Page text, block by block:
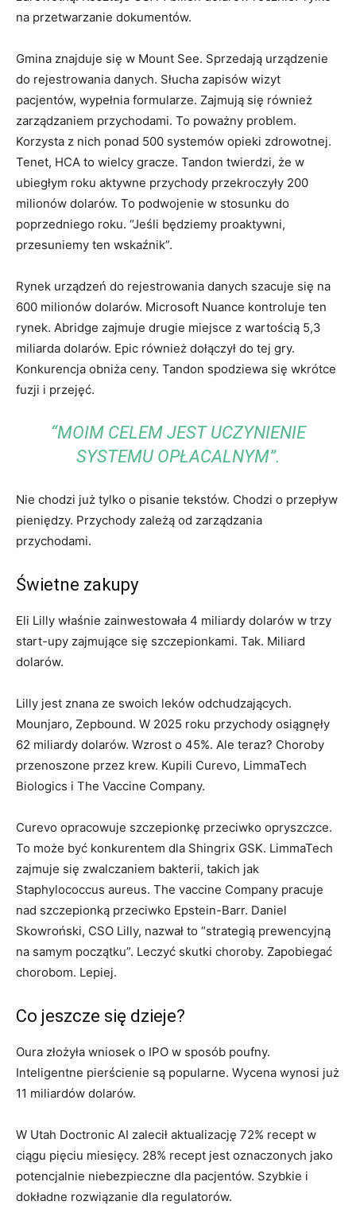
na przetwarzanie dokumentów.
Gmina znajduje się w Mount See. Sprzedają urządzenie
do rejestrowania danych. Słucha zapisów wizyt
pacjentów, wypełnia formularze. Zajmują się również
zarządzaniem przychodami. To poważny problem.
Korzysta z nich ponad 500 systemów opieki zdrowotnej.
Tenet, HCA to wielcy gracze. Tandon twierdzi, że w
ubiegłym roku aktywne przychody przekroczyły 200
milionów dolarów. To podwojenie w stosunku do
poprzedniego roku. “Jeśli będziemy proaktywni,
przesuniemy ten wskaźnik”.
Rynek urządzeń do rejestrowania danych szacuje się na
600 milionów dolarów. Microsoft Nuance kontroluje ten
rynek. Abridge zajmuje drugie miejsce z wartością 5,3
miliarda dolarów. Epic również dołączył do tej gry.
Konkurencja obniża ceny. Tandon spodziewa się wkrótce
fuzji i przejęć.
“MOIM CELEM JEST UCZYNIENIE
SYSTEMU OPŁACALNYM”.
Nie chodzi już tylko o pisanie tekstów. Chodzi o przepływ
pieniędzy. Przychody zależą od zarządzania
przychodami.
Świetne zakupy
Eli Lilly właśnie zainwestowała 4 miliardy dolarów w trzy
start-upy zajmujące się szczepionkami. Tak. Miliard
dolarów.
Lilly jest znana ze swoich leków odchudzających.
Mounjaro, Zepbound. W 2025 roku przychody osiągnęły
62 miliardy dolarów. Wzrost o 45%. Ale teraz? Choroby
przenoszone przez krew. Kupili Curevo, LimmaTech
Biologics i The Vaccine Company.
Curevo opracowuje szczepionkę przeciwko opryszczce.
To może być konkurentem dla Shingrix GSK. LimmaTech
zajmuje się zwalczaniem bakterii, takich jak
Staphylococcus aureus. The vaccine Company pracuje
nad szczepionką przeciwko Epstein-Barr. Daniel
Skowroński, CSO Lilly, nazwał to “strategią prewencyjną
na samym początku”. Leczyć skutki choroby. Zapobiegać
chorobom. Lepiej.
Co jeszcze się dzieje?
Oura złożyła wniosek o IPO w sposób poufny.
Inteligentne pierścienie są popularne. Wycena wynosi już
11 miliardów dolarów.
W Utah Doctronic AI zalecił aktualizację 72% recept w
ciągu pięciu miesięcy. 28% recept jest oznaczonych jako
potencjalnie niebezpieczne dla pacjentów. Szybkie i
dokładne rozwiązanie dla regulatorów.